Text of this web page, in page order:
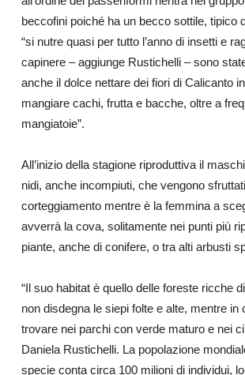
beccofini poiché ha un becco sottile, tipico
“si nutre quasi per tutto l’anno di insetti e
capinere – aggiunge Rustichelli – sono
anche il dolce nettare dei fiori di Calicanto
mangiare cachi, frutta e bacche, oltre a
mangiatoie”.
All’inizio della stagione riproduttiva il
nidi, anche incompiuti, che vengono
corteggiamento mentre è la femmina a
avverrà la cova, solitamente nei punti più
piante, anche di conifere, o tra alti arbusti
“Il suo habitat è quello delle foreste ricche
non disdegna le siepi folte e alte, mentre in
trovare nei parchi con verde maturo e nei
Daniela Rustichelli. La popolazione
specie conta circa 100 milioni di individui,